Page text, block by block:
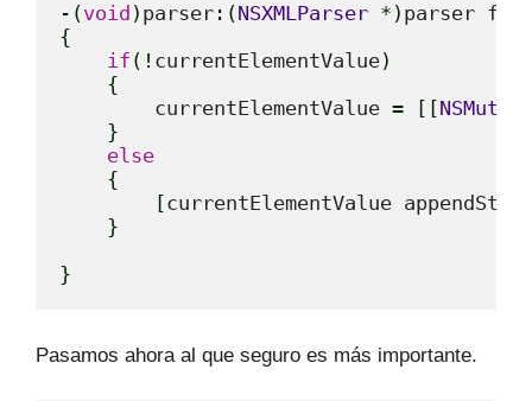
- (void ) parser : (NSXMLParser * ) parser
{
if ( ! currentElementValue)
{
        currentElementValue
= [ [
}
else
{
[currentElementValue
}
}
Pasamos ahora al que seguro es más importante.